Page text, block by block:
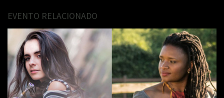
EVENTO RELACIONADO